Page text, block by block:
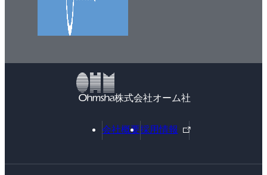
株式会社オーム社
会社概要採用情報
外
部
ン